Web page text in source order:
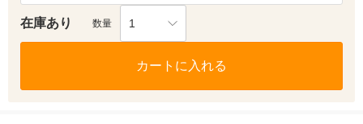
在庫あり 数量 1
カートに入れる